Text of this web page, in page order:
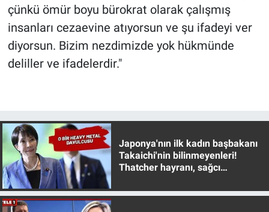
çünkü ömür boyu bürokrat olarak çalışmış
insanları cezaevine atıyorsun ve şu ifadeyi ver
diyorsun. Bizim nezdimizde yok hükmünde
deliller ve ifadelerdir."
Japonya'nın ilk kadın başbakanı
Takaichi'nin bilinmeyenleri!
Thatcher hayranı, sağcı